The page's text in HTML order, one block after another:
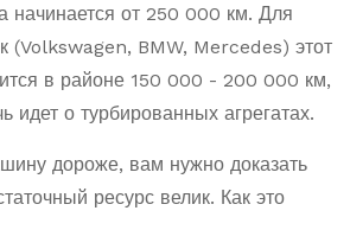
начинается от 250 000 км. Для
(Volkswagen, BMW, Mercedes) этот
в районе 150 000 - 200 000 км,
идет о турбированных агрегатах.
дороже, вам нужно доказать
ресурс велик. Как это